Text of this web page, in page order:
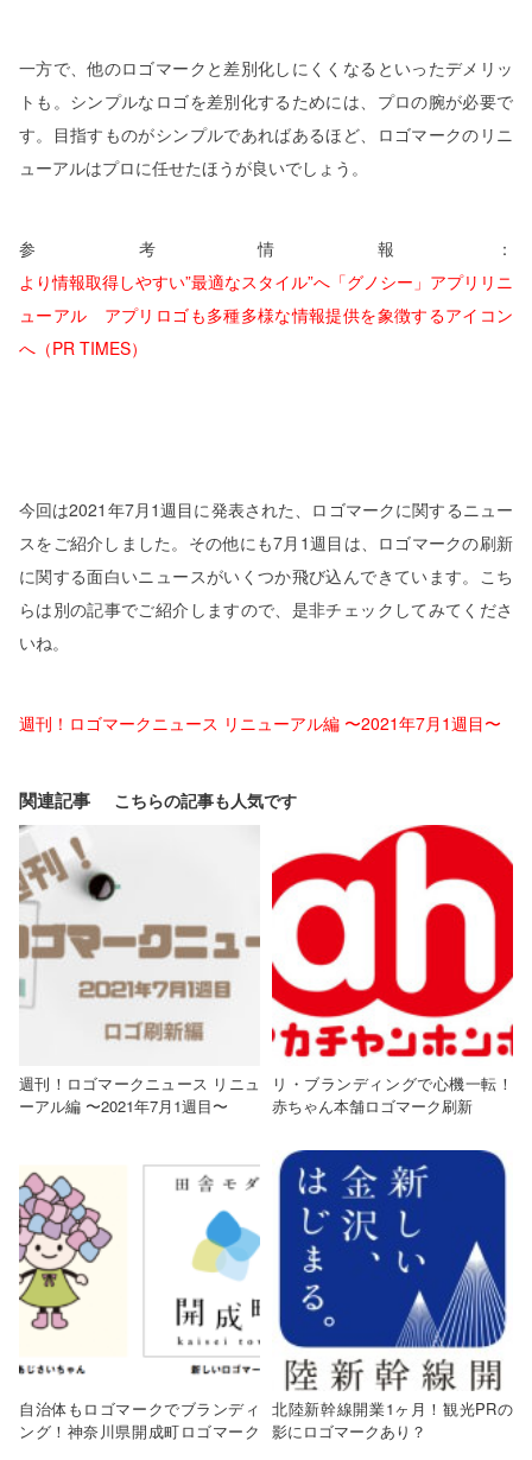
一方で、他のロゴマークと差別化しにくくなるといったデメリッ
トも。シンプルなロゴを差別化するためには、プロの腕が必要で
す。目指すものがシンプルであればあるほど、ロゴマークのリニ
ューアルはプロに任せたほうが良いでしょう。
参考情報：
より情報取得しやすい”最適なスタイル”へ「グノシー」アプリリニ
ューアル アプリロゴも多種多様な情報提供を象徴するアイコン
へ（PR TIMES）
今回は2021年7月1週目に発表された、ロゴマークに関するニュー
スをご紹介しました。その他にも7月1週目は、ロゴマークの刷新
に関する面白いニュースがいくつか飛び込んできています。こち
らは別の記事でご紹介しますので、是非チェックしてみてくださ
いね。
週刊！ロゴマークニュース リニューアル編 〜2021年7月1週目〜
関連記事
週刊！ロゴマークニュース リニュ
ーアル編 〜2021年7月1週目〜
リ・ブランディングで心機一転！
赤ちゃん本舗ロゴマーク刷新
自治体もロゴマークでブランディ
ング！神奈川県開成町ロゴマーク
北陸新幹線開業1ヶ月！観光PRの
影にロゴマークあり？